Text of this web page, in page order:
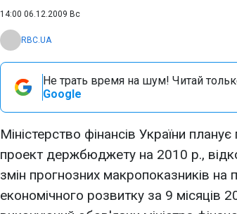
14:00 06.12.2009 Вс
RBC.UA
Не трать время на шум! Читай
Google
Міністерство фінансів України
проект держбюджету на 2010 р.,
змін прогнозних макропоказників на
економічного розвитку за 9 місяців